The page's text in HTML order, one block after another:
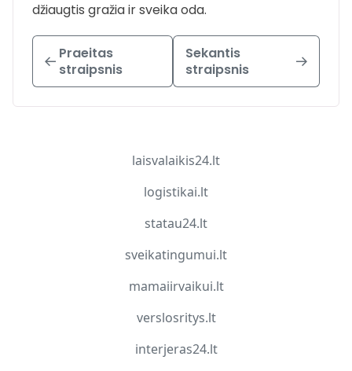
džiaugtis gražia ir sveika oda.
Praeitas
straipsnis
Sekantis
straipsnis
laisvalaikis24.lt
logistikai.lt
statau24.lt
sveikatingumui.lt
mamaiirvaikui.lt
verslosritys.lt
interjeras24.lt